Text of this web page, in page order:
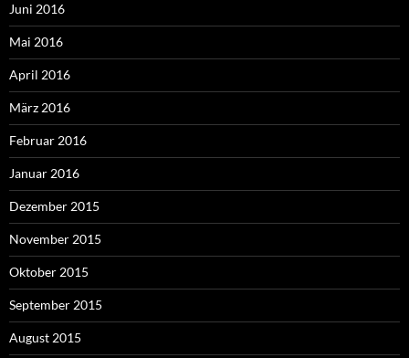
Juni 2016
Mai 2016
April 2016
März 2016
Februar 2016
Januar 2016
Dezember 2015
November 2015
Oktober 2015
September 2015
August 2015